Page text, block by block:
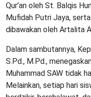
Qur’an oleh St. Balqis
Mufidah Putri Jaya,
dibawakan oleh Artalita
Dalam sambutannya,
S.Pd., M.Pd.,
Muhammad SAW tidak
Melainkan, setiap hari